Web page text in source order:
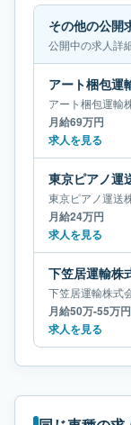
その他の公開
公開中の求人詳
アート梱包運輸
月給69万円
求人を見る
東京ピアノ運送
月給24万円
求人を見る
下笠居運輸株式
月給50万-55万円
求人を見る